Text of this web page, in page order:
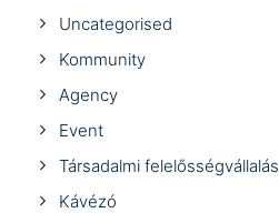
Uncategorised
Kommunity
Agency
Event
Társadalmi felelősségvállalás
Kávézó